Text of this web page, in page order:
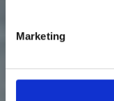
Marketing